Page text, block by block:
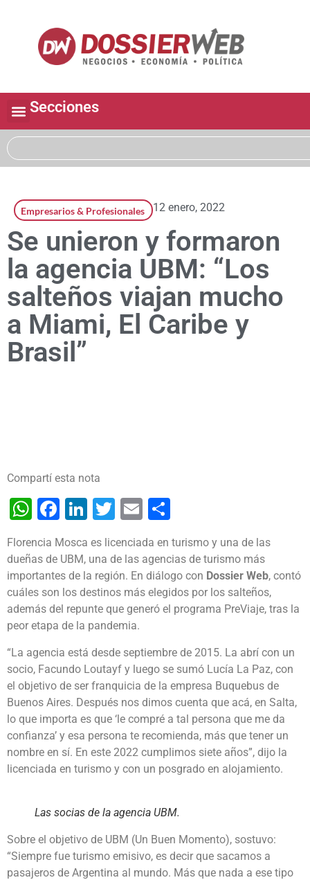
Secciones
Empresarios & Profesionales 12 enero, 2022
Se unieron y formaron
la agencia UBM: “Los
salteños viajan mucho
a Miami, El Caribe y
Brasil”
Compartí esta nota
WhatsApp
Facebook
LinkedIn
Twitter
Email
Florencia Mosca es licenciada en turismo y una de las
dueñas de UBM, una de las agencias de turismo más
importantes de la región. En diálogo con Dossier Web, contó
cuáles son los destinos más elegidos por los salteños,
además del repunte que generó el programa PreViaje, tras la
peor etapa de la pandemia.
“La agencia está desde septiembre de 2015. La abrí con un
socio, Facundo Loutayf y luego se sumó Lucía La Paz, con
el objetivo de ser franquicia de la empresa Buquebus de
Buenos Aires. Después nos dimos cuenta que acá, en Salta,
lo que importa es que ‘le compré a tal persona que me da
confianza’ y esa persona te recomienda, más que tener un
nombre en sí. En este 2022 cumplimos siete años”, dijo la
licenciada en turismo y con un posgrado en alojamiento.
Las socias de la agencia UBM.
Sobre el objetivo de UBM (Un Buen Momento), sostuvo:
“Siempre fue turismo emisivo, es decir que sacamos a
pasajeros de Argentina al mundo. Más que nada a ese tipo